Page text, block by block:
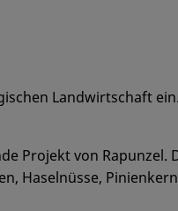
Landwirtschaft
Projekt von Rapunzel.
Haselnüsse,